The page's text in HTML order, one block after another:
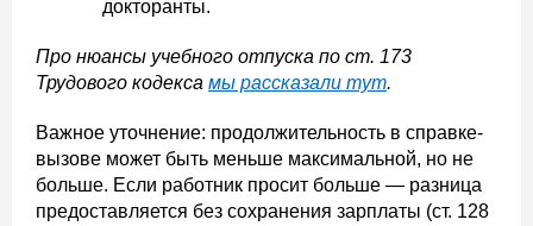
докторанты.
Про нюансы учебного отпуска по ст. 173
Трудового кодекса мы рассказали тут.
Важное уточнение: продолжительность в справке-
вызове может быть меньше максимальной, но не
больше. Если работник просит больше — разница
предоставляется без сохранения зарплаты (ст. 128